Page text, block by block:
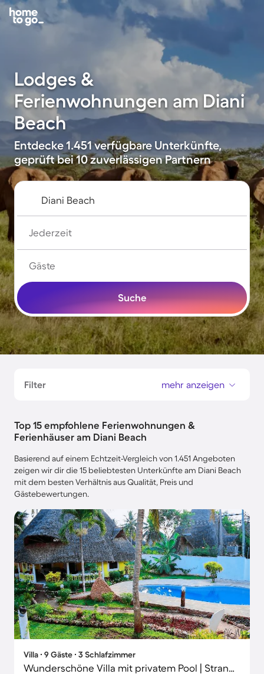
Lodges &
Ferienwohnungen am Diani
Beach
Entdecke 1.451 verfügbare Unterkünfte,
geprüft bei 10 zuverlässigen Partnern
Jederzeit
Gäste
Suche
Filter mehr anzeigen
Top 15 empfohlene Ferienwohnungen &
Ferienhäuser am Diani Beach
Basierend auf einem Echtzeit-Vergleich von 1.451 Angeboten
zeigen wir dir die 15 beliebtesten Unterkünfte am Diani Beach
mit dem besten Verhältnis aus Qualität, Preis und
Gästebewertungen.
Villa ∙ 9 Gäste ∙ 3 Schlafzimmer
Wunderschöne Villa mit privatem Pool | Strand in der Nähe | Haustiere erlaubt